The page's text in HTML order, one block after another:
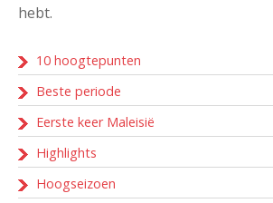
hebt.
10 hoogtepunten
Beste periode
Eerste keer Maleisië
Highlights
Hoogseizoen